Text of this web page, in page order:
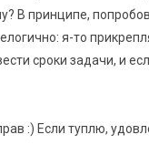
В принципе,
я-то
сроки задачи, и
:) Если туплю,